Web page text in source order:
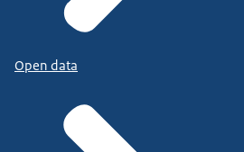
Open data